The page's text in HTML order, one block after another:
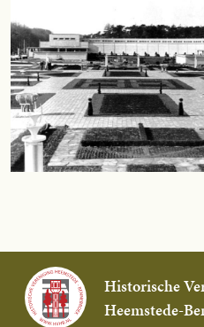
Historische
Heemstede-